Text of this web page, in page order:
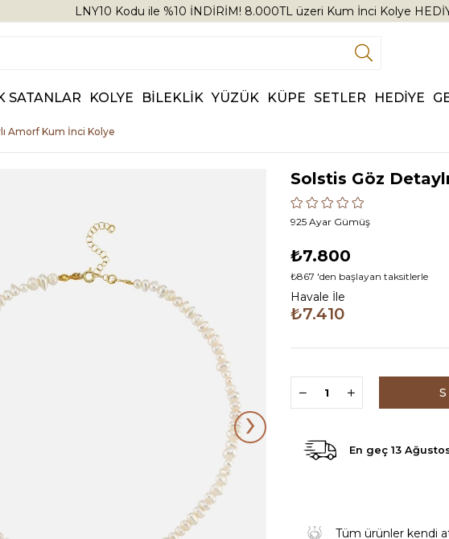
LNY10 Kodu ile %10 İNDİRİM! 8.000TL üzeri Kum İnci Kolye
SATANLAR KOLYE BİLEKLİK YÜZÜK KÜPE SETLER HEDİYE
Amorf Kum İnci Kolye
›
Solstis Göz
925 Ayar Gümüş
₺7.800
₺867 'den başlayan taksitlerle
Havale İle
₺7.410
En geç 13
Tüm ürünler kendi